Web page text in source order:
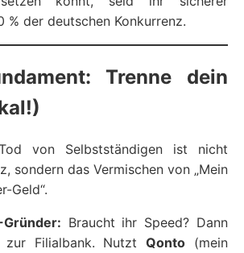
% der deutschen Konkurrenz.
Trenne dein
von Selbstständigen ist nicht
sondern das Vermischen von „Mein
Geld“.
Gründer: Braucht ihr Speed? Dann
zur Filialbank. NutztQonto (mein